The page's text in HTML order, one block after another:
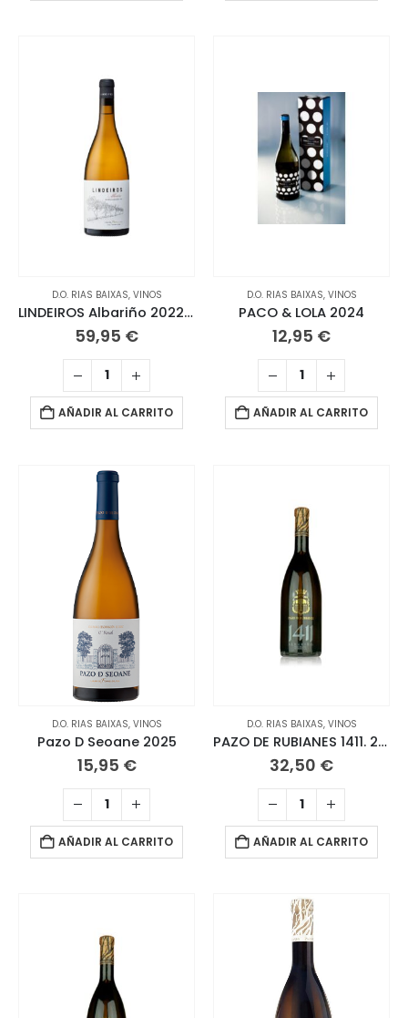
D.O. RIAS BAIXAS, VINOS
LINDEIROS Albariño 2022 D.O. Rías Baixas
59,95 €
AÑADIR AL CARRITO
D.O. RIAS BAIXAS, VINOS
PACO & LOLA 2024
12,95 €
AÑADIR AL CARRITO
D.O. RIAS BAIXAS, VINOS
Pazo D Seoane 2025
15,95 €
AÑADIR AL CARRITO
D.O. RIAS BAIXAS, VINOS
PAZO DE RUBIANES 1411. 2023 Albariño
32,50 €
AÑADIR AL CARRITO